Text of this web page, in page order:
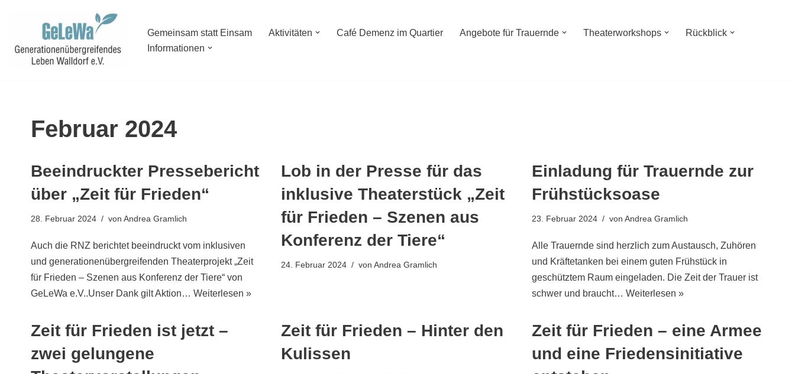
Inhalt
springen
Gemeinsam statt Einsam Aktivitäten Café Demenz im Quartier Angebote für Trauernde Theaterworkshops
Rückblick
Informationen
Februar 2024
Beeindruckter Pressebericht
über „Zeit für Frieden“
28. Februar 2024 von Andrea Gramlich
Auch die RNZ berichtet beeindruckt vom inklusiven
und generationenübergreifenden Theaterprojekt „Zeit
für Frieden – Szenen aus Konferenz der Tiere“ von
GeLeWa e.V..Unser Dank gilt Aktion… Weiterlesen »
Lob in der Presse für das
inklusive Theaterstück „Zeit
für Frieden – Szenen aus
Konferenz der Tiere“
24. Februar 2024 vonAndrea Gramlich
Einladung für Trauernde zur
Frühstücksoase
23. Februar 2024 von Andrea Gramlich
Alle Trauernde sind herzlich zum Austausch, Zuhören
und Kräftetanken bei einem guten Frühstück in
geschütztem Raum eingeladen. Die Zeit der Trauer ist
schwer und braucht… Weiterlesen »
Zeit für Frieden ist jetzt –
zwei gelungene
Zeit für Frieden – Hinter den
Kulissen
Zeit für Frieden – eine Armee
und eine Friedensinitiative